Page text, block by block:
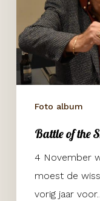
Foto album
Battle of the
4 November
moest de
vorig jaar